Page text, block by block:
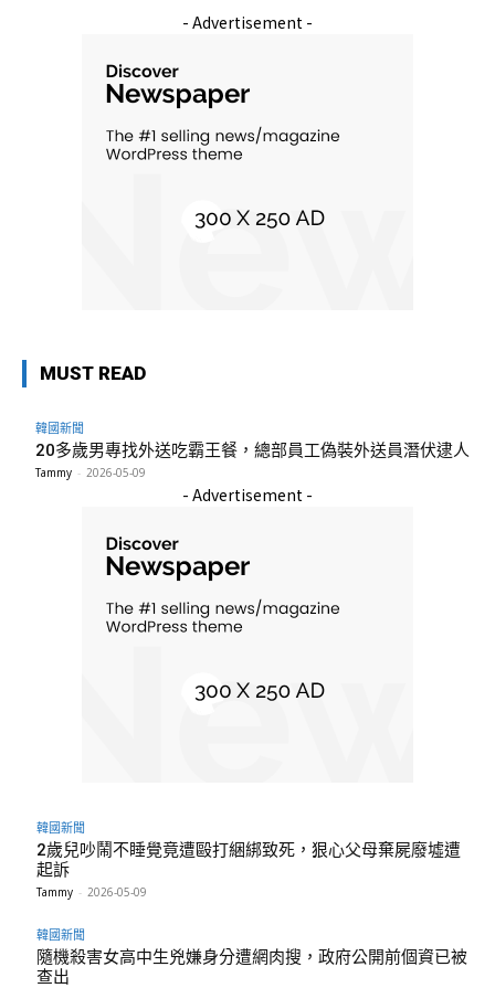
- Advertisement -
MUST READ
韓國新聞
20多歲男專找外送吃霸王餐，總部員工偽裝外送員潛伏逮人
Tammy - 2026-05-09
- Advertisement -
韓國新聞
2歲兒吵鬧不睡覺竟遭毆打綑綁致死，狠心父母棄屍廢墟遭
起訴
Tammy - 2026-05-09
韓國新聞
隨機殺害女高中生兇嫌身分遭網肉搜，政府公開前個資已被
查出